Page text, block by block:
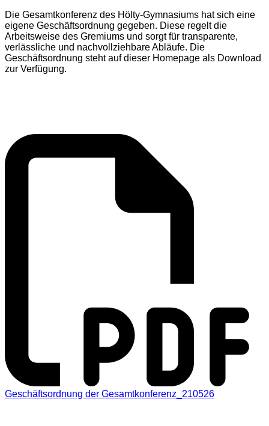
Die Gesamtkonferenz des Hölty-Gymnasiums hat sich eine
eigene Geschäftsordnung gegeben. Diese regelt die
Arbeitsweise des Gremiums und sorgt für transparente,
verlässliche und nachvollziehbare Abläufe. Die
Geschäftsordnung steht auf dieser Homepage als Download
zur Verfügung.
Geschäftsordnung der Gesamtkonferenz_210526